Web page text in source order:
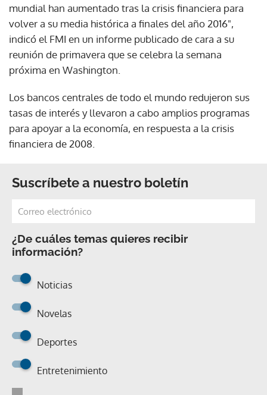
mundial han aumentado tras la crisis financiera para
volver a su media histórica a finales del año 2016",
indicó el FMI en un informe publicado de cara a su
reunión de primavera que se celebra la semana
próxima en Washington.
Los bancos centrales de todo el mundo redujeron sus
tasas de interés y llevaron a cabo amplios programas
para apoyar a la economía, en respuesta a la crisis
financiera de 2008.
Suscríbete a nuestro boletín
¿De cuáles temas quieres recibir
información?
Noticias
Novelas
Deportes
Entretenimiento